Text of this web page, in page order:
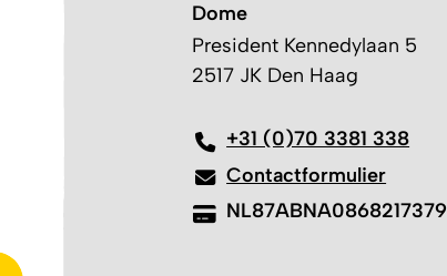
Dome
President Kennedylaan 5
2517 JK Den Haag
+31 (0)70 3381 338
Contactformulier
NL87ABNA0868217379